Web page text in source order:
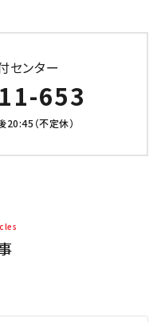
センター
653
（不定休）